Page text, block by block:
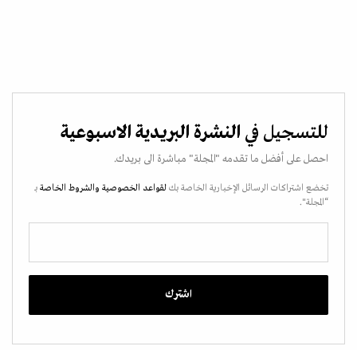
للتسجيل في النشرة البريدية الاسبوعية
احصل على أفضل ما تقدمه "المجلة" مباشرة الى بريدك.
تخضع اشتراكات الرسائل الإخبارية الخاصة بك لقواعد الخصوصية والشروط الخاصة بـ
“المجلة".